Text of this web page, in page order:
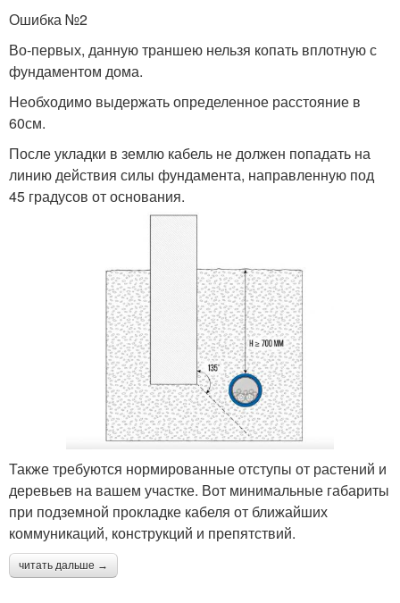
Ошибка №2
Во-первых, данную траншею нельзя копать вплотную с
фундаментом дома.
Необходимо выдержать определенное расстояние в
60см.
После укладки в землю кабель не должен попадать на
линию действия силы фундамента, направленную под
45 градусов от основания.
Также требуются нормированные отступы от растений и
деревьев на вашем участке. Вот минимальные габариты
при подземной прокладке кабеля от ближайших
коммуникаций, конструкций и препятствий.
читать дальше →